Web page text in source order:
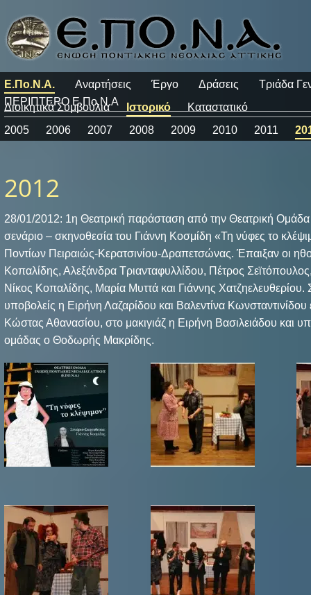
Ε.Πο.Ν.Α.
Διοικητικά Συμβούλια
Ιστορικό
2005
2006 2007 2008 2009 2010 2011
Καταστατικό
Αναρτήσεις Έργο Δράσεις
Τριάδα
ΠΕΡΙΠΤΕΡΟ Ε.Πο.Ν.Α
2012
28/01/2012: 1η Θεατρική παράσταση από την Θεατρική
σενάριο – σκηνοθεσία του Γιάννη Κοσμίδη «Τη νύφες το
Ποντίων Πειραιώς-Κερατσινίου-Δραπετσώνας. Έπαιξαν οι
Κοπαλίδης, Αλεξάνδρα Τριανταφυλλίδου, Πέτρος
Νίκος Κοπαλίδης, Μαρία Μυττά και Γιάννης Χατζηελευθερίου.
υποβολείς η Ειρήνη Λαζαρίδου και Βαλεντίνα
Κώστας Αθανασίου, στο μακιγιάζ η Ειρήνη Βασιλειάδου και
ομάδας ο Θοδωρής Μακρίδης.